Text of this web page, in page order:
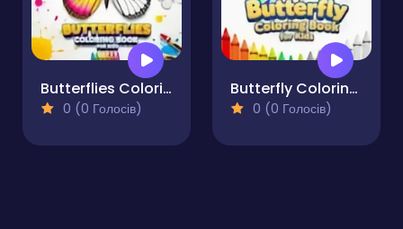
Butterflies Coloring Book for Kids
0 (0 Голосів)
Butterfly Coloring Book for Kids
0 (0 Голосів)